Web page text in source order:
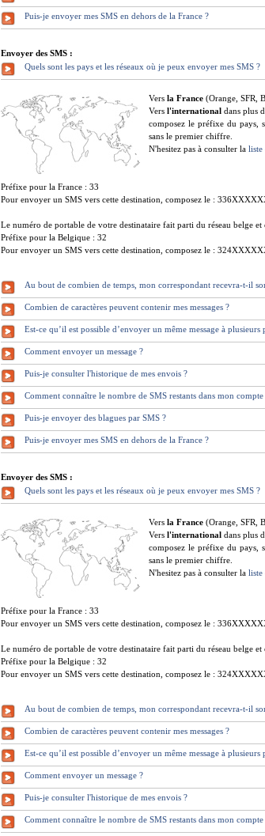
Puis-je envoyer mes SMS en dehors de la France ?
Envoyer des SMS :
Quels sont les pays et les réseaux où je peux envoyer mes SMS ?
Vers la France (Orange, SFR,
Versl'international dans plus
composez le préfixe du pays,
sans le premier chiffre.
N'hesitez pas à consulter la liste
Préfixe pour la France : 33
Pour envoyer un SMS vers cette destination, composez le :
Le numéro de portable de votre destinataire fait parti du réseau belge et
Préfixe pour la Belgique : 32
Pour envoyer un SMS vers cette destination, composez le :
Au bout de combien de temps, mon correspondant recevra-t-il
Combien de caractères peuvent contenir mes messages ?
Est-ce qu’il est possible d’envoyer un même message à plusieurs
Comment envoyer un message ?
Puis-je consulter l'historique de mes envois ?
Comment connaître le nombre de SMS restants dans mon compte
Puis-je envoyer des blagues par SMS ?
Puis-je envoyer mes SMS en dehors de la France ?
Envoyer des SMS :
Quels sont les pays et les réseaux où je peux envoyer mes SMS ?
Vers la France (Orange, SFR,
Versl'international dans plus
composez le préfixe du pays,
sans le premier chiffre.
N'hesitez pas à consulter la liste
Préfixe pour la France : 33
Pour envoyer un SMS vers cette destination, composez le :
Le numéro de portable de votre destinataire fait parti du réseau belge et
Préfixe pour la Belgique : 32
Pour envoyer un SMS vers cette destination, composez le :
Au bout de combien de temps, mon correspondant recevra-t-il
Combien de caractères peuvent contenir mes messages ?
Est-ce qu’il est possible d’envoyer un même message à plusieurs
Comment envoyer un message ?
Puis-je consulter l'historique de mes envois ?
Comment connaître le nombre de SMS restants dans mon compte